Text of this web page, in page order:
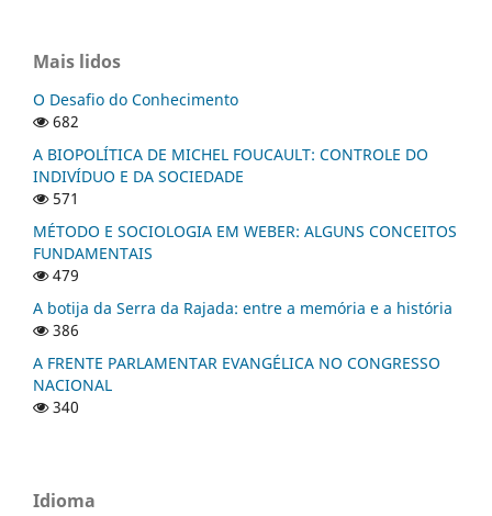
Mais lidos
O Desafio do Conhecimento
682
A BIOPOLÍTICA DE MICHEL FOUCAULT: CONTROLE DO
INDIVÍDUO E DA SOCIEDADE
571
MÉTODO E SOCIOLOGIA EM WEBER: ALGUNS CONCEITOS
FUNDAMENTAIS
479
A botija da Serra da Rajada: entre a memória e a história
386
A FRENTE PARLAMENTAR EVANGÉLICA NO CONGRESSO
NACIONAL
340
Idioma